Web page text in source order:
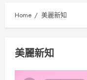
Home 美麗新知
美麗新知